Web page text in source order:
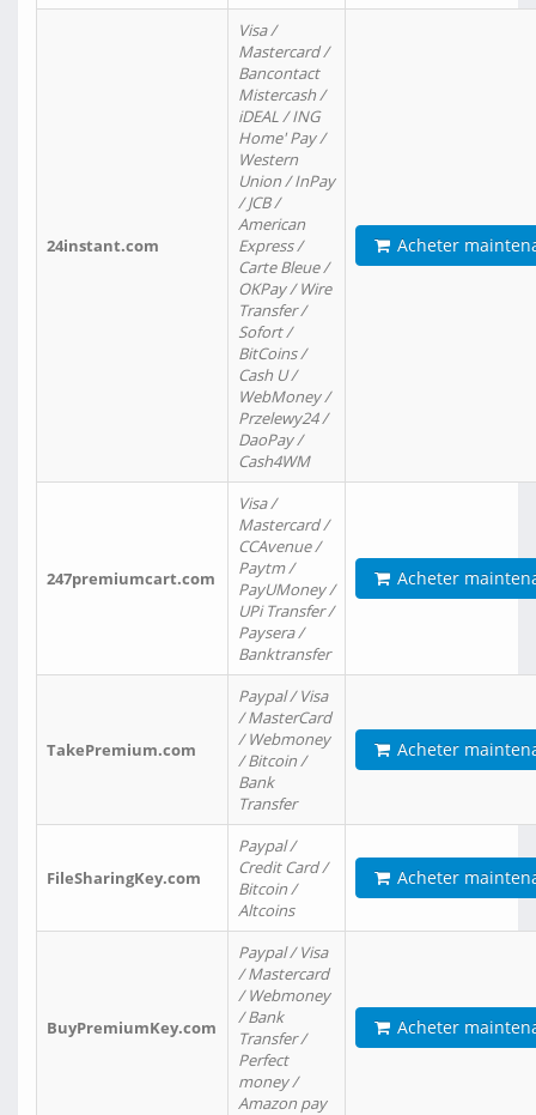
24instant.com
Visa /
Mastercard /
Bancontact
Mistercash /
iDEAL / ING
Home' Pay /
Western
Union / InPay
/ JCB /
American
Express /
Carte Bleue /
OKPay / Wire
Transfer /
Sofort /
BitCoins /
Cash U /
WebMoney /
Przelewy24 /
DaoPay /
Cash4WM
Acheter
247premiumcart.com
Visa /
Mastercard /
CCAvenue /
Paytm /
PayUMoney /
UPi Transfer /
Paysera /
Banktransfer
Acheter
TakePremium.com
Paypal / Visa
/ MasterCard
/ Webmoney
/ Bitcoin /
Bank
Transfer
Acheter
FileSharingKey.com
Paypal /
Credit Card /
Bitcoin /
Altcoins
Acheter
BuyPremiumKey.com
Paypal / Visa
/ Mastercard
/ Webmoney
/ Bank
Transfer /
Perfect
money /
Amazon pay
Acheter